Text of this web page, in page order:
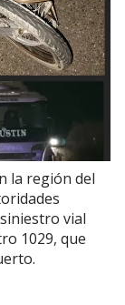
la región del
vial
1029, que